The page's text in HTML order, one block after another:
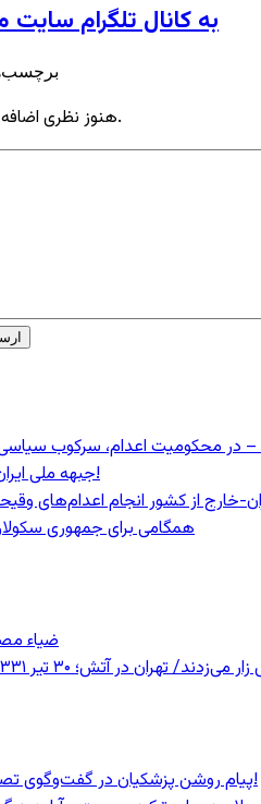
به کانال تلگرام سایت
هنوز نظری اضافه نشده است. شما اولین نظر را بدهید.
– در محکومیت اعدام، سرکوب
جبهه ملی ایران: ماشین اعدام را متوقف کنید!
خارج از کشور انجام اعدام‌های
همگامی برای جمهوری
ضیاء
تیر ۱۳۳۱ میدان بهارستان چه خبر بود؟
پیام روشن پزشکیان در گفت‌و‌گوی تصویری با مرد نامرئی: من هستم!